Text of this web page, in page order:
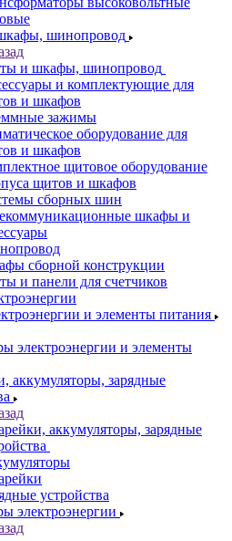
шинопровод
и шкафы, шинопровод
и комплектующие для
и шкафов
зажимы
оборудование для
и шкафов
щитовое оборудование
щитов и шкафов
сборных шин
шкафы и
сборной конструкции
и панели для счетчиков
и элементы питания
электроэнергии и элементы
аккумуляторы, зарядные
аккумуляторы, зарядные
устройства
электроэнергии